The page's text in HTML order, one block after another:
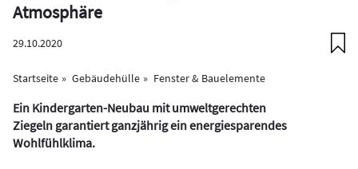
Atmosphäre
29.10.2020
Startseite Gebäudehülle Fenster & Bauelemente
Ein Kindergarten-Neubau mit umweltgerechten
Ziegeln garantiert ganzjährig ein energiesparendes
Wohlfühlklima.